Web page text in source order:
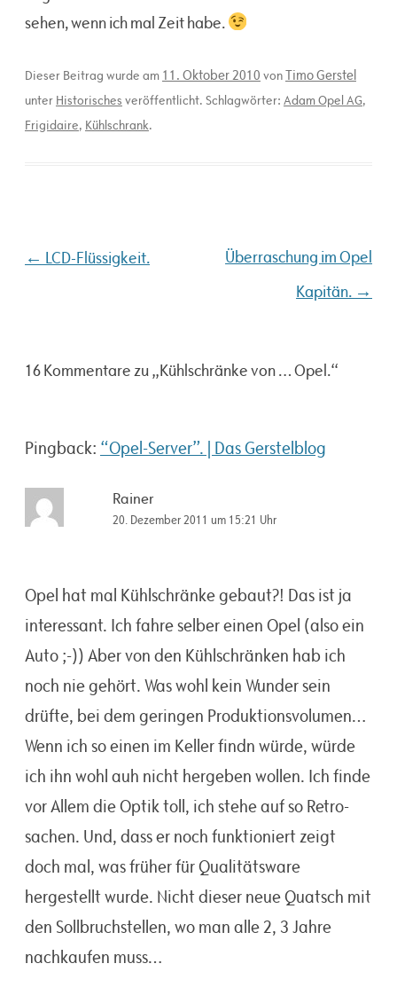
sehen, wenn ich mal Zeit habe.
Dieser Beitrag wurde am 11. Oktober 2010 vonTimo Gerstel
unter Historisches veröffentlicht. Schlagwörter: Adam Opel AG,
Frigidaire, Kühlschrank.
Beitragsnavigation
← LCD-Flüssigkeit.
Überraschung im Opel
Kapitän. →
16 Kommentare zu „Kühlschränke von … Opel.“
Pingback: “Opel-Server”. | Das Gerstelblog
Rainer
20. Dezember 2011 um 15:21 Uhr
Opel hat mal Kühlschränke gebaut?! Das ist ja
interessant. Ich fahre selber einen Opel (also ein
Auto ;-)) Aber von den Kühlschränken hab ich
noch nie gehört. Was wohl kein Wunder sein
drüfte, bei dem geringen Produktionsvolumen…
Wenn ich so einen im Keller findn würde, würde
ich ihn wohl auh nicht hergeben wollen. Ich finde
vor Allem die Optik toll, ich stehe auf so Retro-
sachen. Und, dass er noch funktioniert zeigt
doch mal, was früher für Qualitätsware
hergestellt wurde. Nicht dieser neue Quatsch mit
den Sollbruchstellen, wo man alle 2, 3 Jahre
nachkaufen muss…